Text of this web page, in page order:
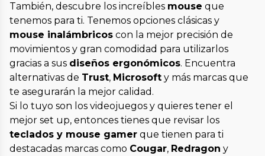
También, descubre los increíbles mouse que
tenemos para ti. Tenemos opciones clásicas y
mouse inalámbricos con la mejor precisión de
movimientos y gran comodidad para utilizarlos
gracias a sus diseños ergonómicos. Encuentra
alternativas de Trust, Microsoft y más marcas que
te asegurarán la mejor calidad.
Si lo tuyo son los videojuegos y quieres tener el
mejor set up, entonces tienes que revisar los
teclados y mouse gamer que tienen para ti
destacadas marcas como Cougar, Redragon y